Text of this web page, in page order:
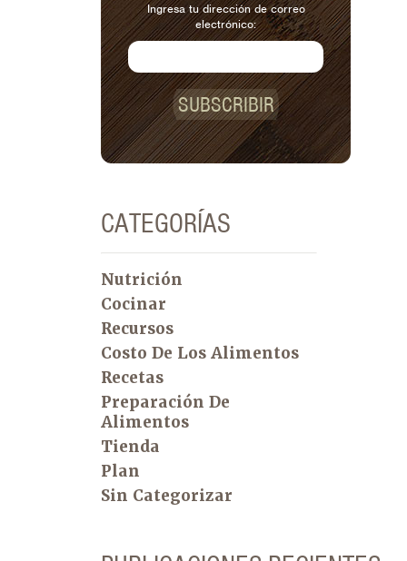
Ingresa tu dirección de correo
electrónico:
SUBSCRIBIR
CATEGORÍAS
Nutrición
Cocinar
Recursos
Costo De Los Alimentos
Recetas
Preparación De
Alimentos
Tienda
Plan
Sin Categorizar